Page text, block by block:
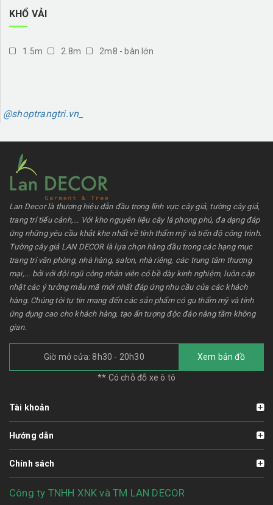
KHỔ VẢI
1.5m 2.8m 2m8 - bàn lớn
@shoptrangtri.vn_
Lan Decor là thương hiệu dẫn đầu trong lĩnh vực cây giả, tường cây giả,
trang trí tiểu cảnh,... Với kho nguyên liệu cây lá phong phú, đa dạng đáp
ứng những yêu cầu khắt khe nhất về tính thẩm mỹ và tiến độ công trình.
Tường cây giả LAN DECOR là lựa chọn hàng đầu trong các hạng mục
trang trí văn phòng, nhà hàng, salon, nhà riêng, các trung tâm thương
mại,... bởi với đội ngũ công nhân viên có bề dày kinh nghiệm, luôn cập
nhật các ý tưởng mẫu mã mới nhất đáp ứng nhu cầu của các khách
hàng. Chúng tôi tự tin mang đến các sản phẩm có gu thẩm mỹ và tính
ứng dụng cao cho khách hàng, tạo ấn tượng độc đáo nâng tầm không
gian.
Giờ mở cửa: 8h30 - 20h30 Xem bản đồ
** Có chỗ đỗ xe ô tô
Tài khoản
Hướng dẫn
Chính sách
Công ty TNHH XNK và TM LAN DECOR